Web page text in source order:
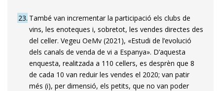
23 També van incrementar la participació els clubs de
vins, les enoteques i, sobretot, les vendes directes des
del celler. Vegeu OeMv (2021), «Estudi de l’evolució
dels canals de venda de vi a Espanya». D’aquesta
enquesta, realitzada a 110 cellers, es desprèn que 8
de cada 10 van reduir les vendes el 2020; van patir
més (i), per dimensió, els petits, que no van poder